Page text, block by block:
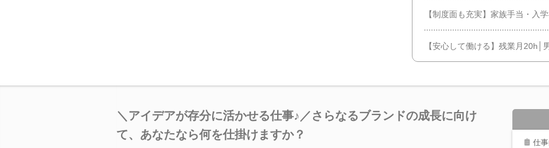
【制度面も充実】家族手当・入
【安心して働ける】残業月20h│
＼アイデアが存分に活かせる仕事♪／さらなるブランドの成長に向け
て、あなたなら何を仕掛けますか？
仕